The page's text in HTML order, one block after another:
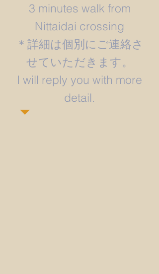
3 minutes walk from
Nittaidai crossing
＊詳細は個別にご連絡さ
せていただきます。
​I will reply you with more
detail.